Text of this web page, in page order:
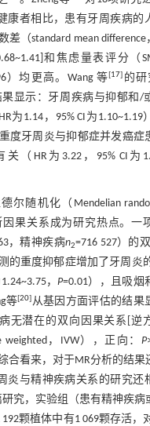
康者相比，患有牙周疾病的
差（standard mean difference
和焦虑量表评分（
）均更高。Wang 等[17] 的
果显示：牙周疾病与抑郁和/
为1.14，95% CI为1.10~1.19
度牙周炎与抑郁症并发癌症
（HR为3.22，95% CI为
尔随机化（Mendelian
因果关系成为研究热点。一
，精神疾病n2=716 527）的
的重度抑郁症增加了牙周炎
，P=0.01），且吸烟
等[20]从基因方面评估的结果
无潜在的双向因果关系[逆
weighted，IVW），正向： P
合看来，对于MR分析的结果
炎与精神疾病关系的研究还
研究，实验组（患有精神疾病
颗植体中有1 069颗存活，